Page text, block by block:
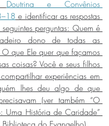
Doutrina e Convênios
e identificar as respostas
perguntas: Quem é
dono de todas as
que Ele quer que façamos
coisas? Você e seus filhos
experiências em
lhes deu algo de que
(ver também “O
Uma História de Caridade”